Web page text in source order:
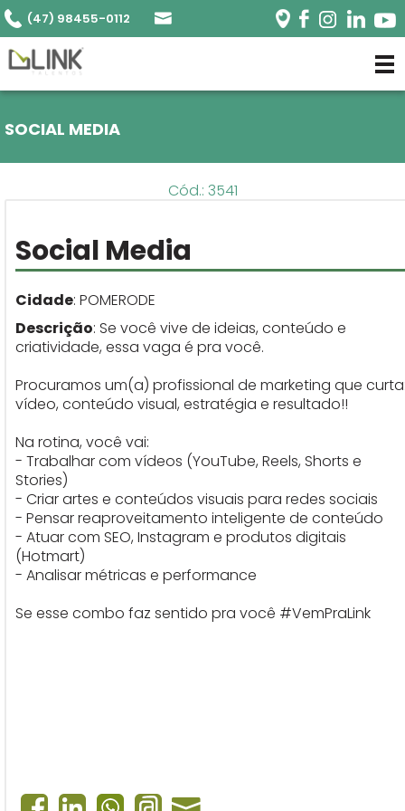
(47) 98455-0112
SOCIAL MEDIA
Cód.: 3541
Social Media
Cidade: POMERODE
Descrição: Se você vive de ideias, conteúdo e
criatividade, essa vaga é pra você.
Procuramos um(a) profissional de marketing que
vídeo, conteúdo visual, estratégia e resultado!!
Na rotina, você vai:
- Trabalhar com vídeos (YouTube, Reels, Shorts e
Stories)
- Criar artes e conteúdos visuais para redes sociais
- Pensar reaproveitamento inteligente de conteúdo
- Atuar com SEO, Instagram e produtos digitais
(Hotmart)
- Analisar métricas e performance
Se esse combo faz sentido pra você #VemPraLink